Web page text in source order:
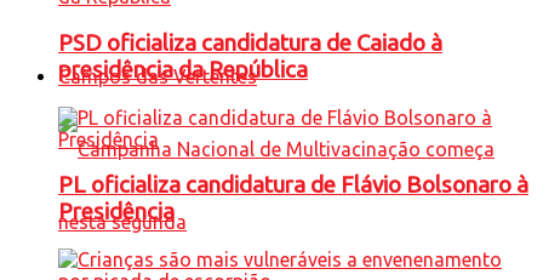
Campos das Vertentes
PSD oficializa candidatura de Caiado à
presidência da República
PL oficializa candidatura de Flávio Bolsonaro à
Presidência